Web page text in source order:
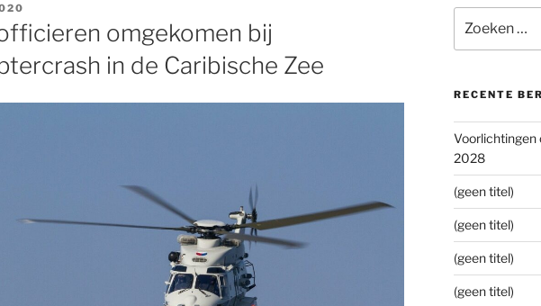
omgekomen bij
in de Caribische Zee
naar:
RECENTE
Voorlichtingen
2028
(geen titel)
(geen titel)
(geen titel)
(geen titel)